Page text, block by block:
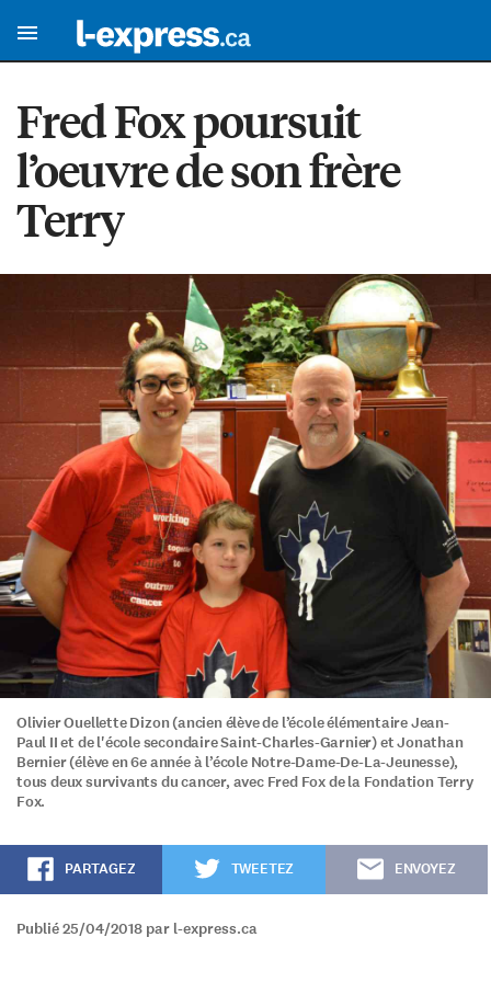
Fred Fox poursuit
l’oeuvre de son frère
Terry
Olivier Ouellette Dizon (ancien élève de l’école élémentaire Jean-
Paul II et de l'école secondaire Saint-Charles-Garnier) et Jonathan
Bernier (élève en 6e année à l’école Notre-Dame-De-La-Jeunesse),
tous deux survivants du cancer, avec Fred Fox de la Fondation Terry
Fox.
PARTAGEZ TWEETEZ ENVOYEZ
Publié 25/04/2018 par l-express.ca